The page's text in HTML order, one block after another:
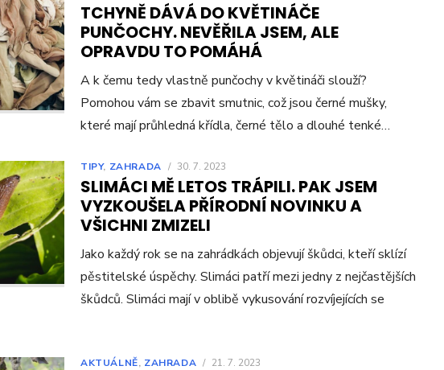
TCHYNĚ DÁVÁ DO KVĚTINÁČE
PUNČOCHY. NEVĚŘILA JSEM, ALE
OPRAVDU TO POMÁHÁ
A k čemu tedy vlastně punčochy v květináči slouží?
Pomohou vám se zbavit smutnic, což jsou černé mušky,
které mají průhledná křídla, černé tělo a dlouhé tenké…
TIPY, ZAHRADA / 30. 7. 2023
SLIMÁCI MĚ LETOS TRÁPILI. PAK JSEM
VYZKOUŠELA PŘÍRODNÍ NOVINKU A
VŠICHNI ZMIZELI
Jako každý rok se na zahrádkách objevují škůdci, kteří sklízí
pěstitelské úspěchy. Slimáci patří mezi jedny z nejčastějších
škůdců. Slimáci mají v oblibě vykusování rozvíjejících se
AKTUÁLNĚ, ZAHRADA / 21. 7. 2023